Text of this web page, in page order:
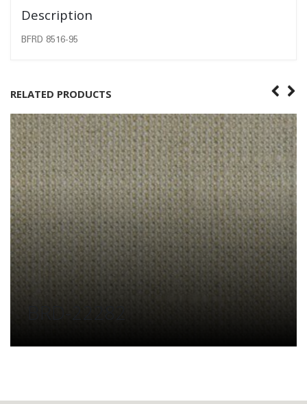
Description
BFRD 8516-95
RELATED PRODUCTS
BRD-22282